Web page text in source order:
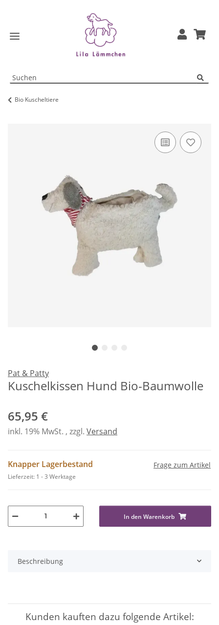
Bio Kuscheltiere
Pat & Patty
Kuschelkissen Hund Bio-Baumwolle
65,95 €
inkl. 19% MwSt. , zzgl. Versand
Knapper Lagerbestand
Lieferzeit: 1 - 3 Werktage
Frage zum Artikel
In den Warenkorb
Beschreibung
Kunden kauften dazu folgende Artikel: